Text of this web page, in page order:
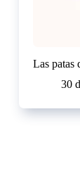
Las patas
30